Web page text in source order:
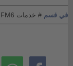
في قسم # خدمات FM6